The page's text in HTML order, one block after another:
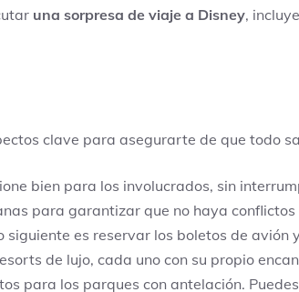
una sorpresa de viaje a Disney,
clave para asegurarte de que todo
bien para los involucrados, sin
para garantizar que no haya
siguiente es reservar los boletos de
de lujo, cada uno con su propio
para los parques con antelación.